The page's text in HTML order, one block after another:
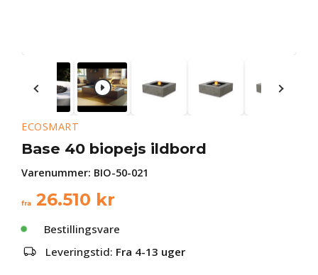
ECOSMART
Base 40 biopejs ildbord
Varenummer: BIO-50-021
fra 26.510 kr
Bestillingsvare
Leveringstid: Fra 4-13 uger